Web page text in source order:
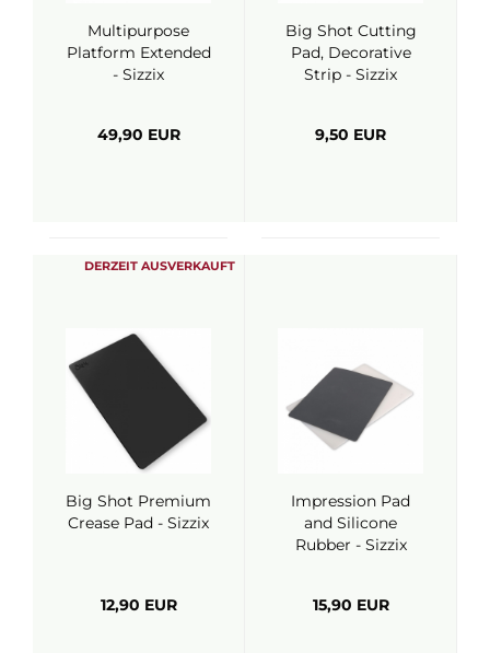
Multipurpose
Platform Extended
- Sizzix
49,90 EUR
Big Shot Cutting
Pad, Decorative
Strip - Sizzix
9,50 EUR
DERZEIT AUSVERKAUFT
Big Shot Premium
Crease Pad - Sizzix
12,90 EUR
Impression Pad
and Silicone
Rubber - Sizzix
15,90 EUR